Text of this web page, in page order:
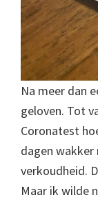
Na meer dan
geloven. Tot
Coronatest
dagen
verkoudheid.
Maar ik wilde